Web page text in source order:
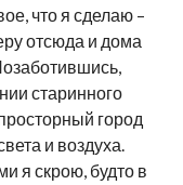
что я сделаю –
отсюда и дома
старинного
город
и воздуха.
я скрою, будто в